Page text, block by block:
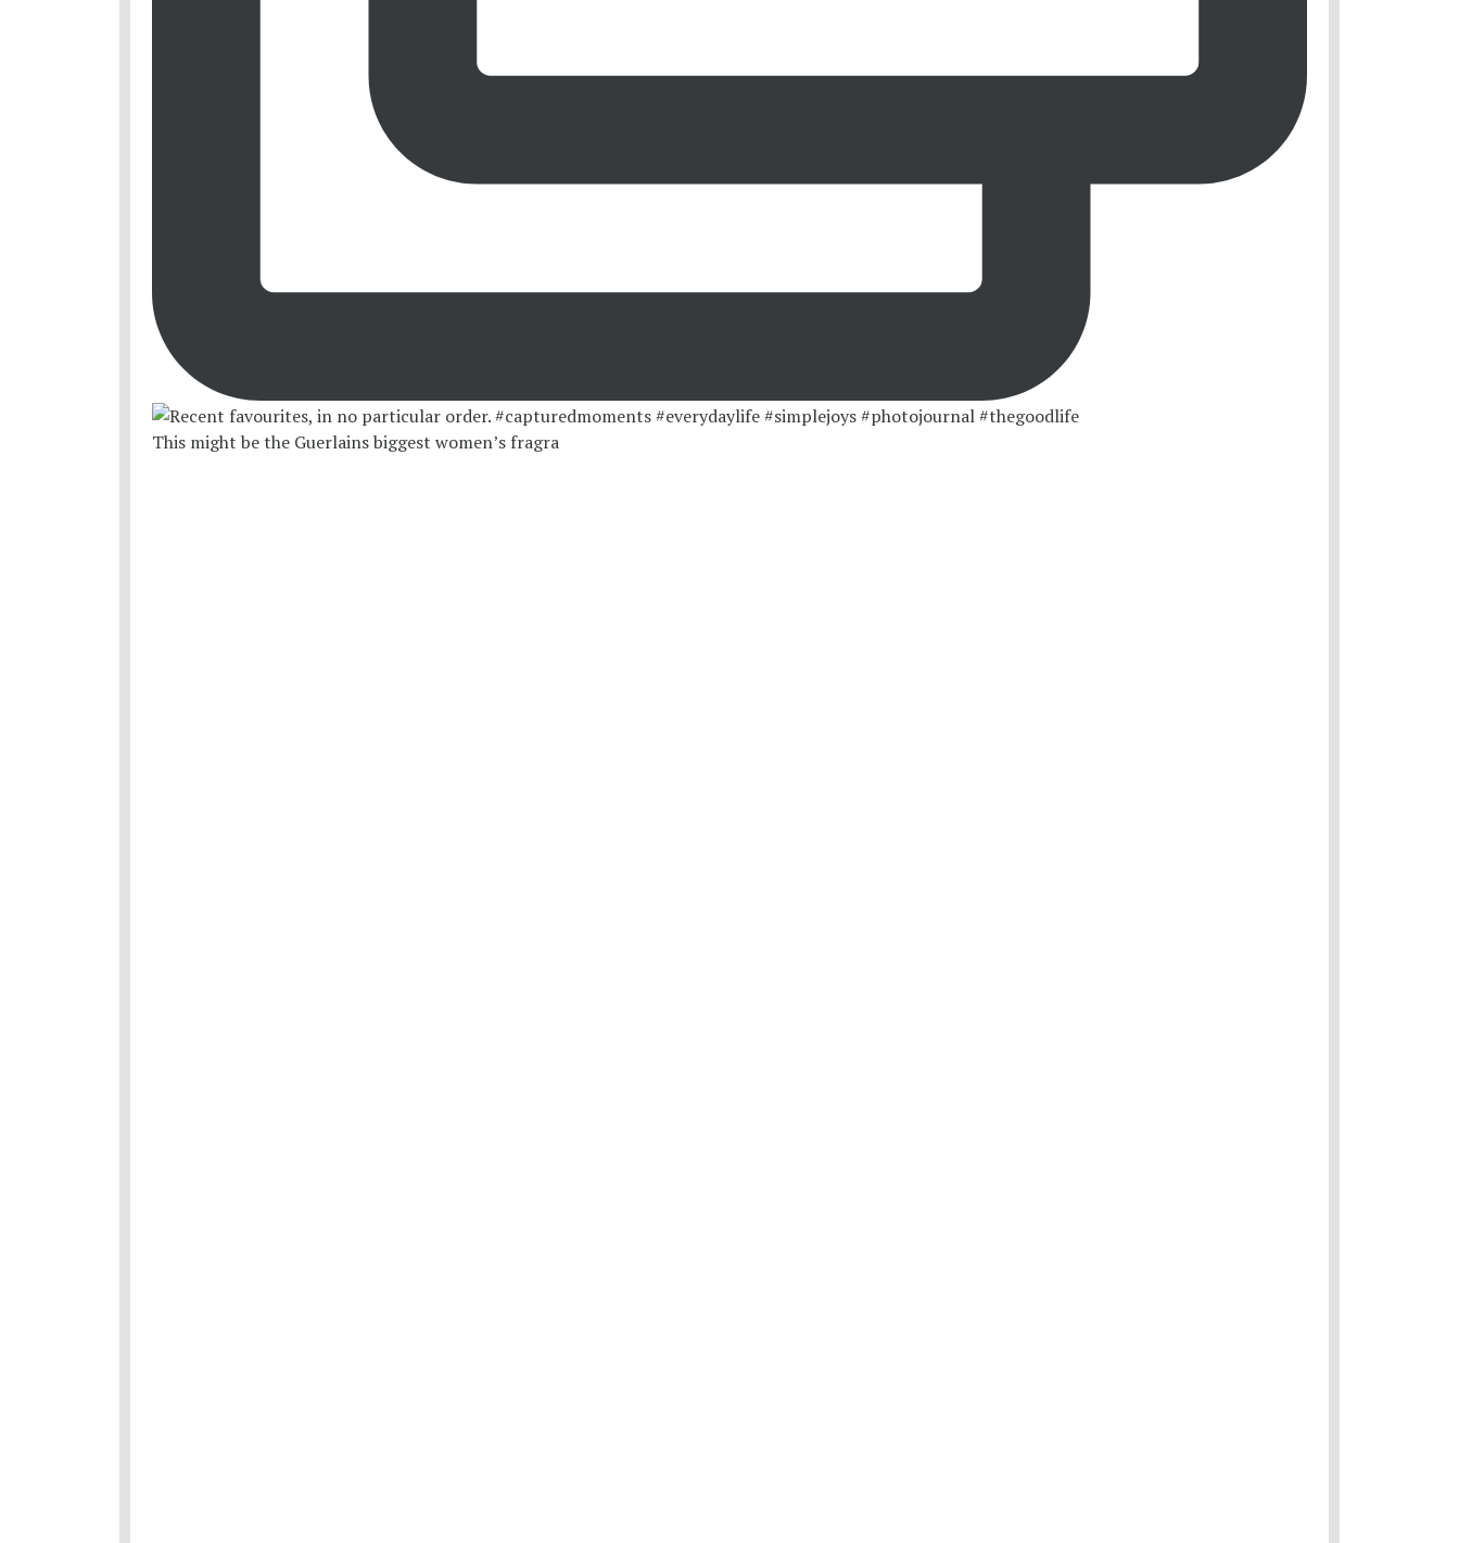
This might be the Guerlains biggest women’s fragra